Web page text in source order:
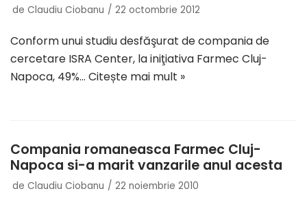
de Claudiu Ciobanu 22 octombrie 2012
Conform unui studiu desfăşurat de compania de
cercetare ISRA Center, la iniţiativa Farmec Cluj-
Napoca, 49%… Citește mai mult »
Compania romaneasca Farmec Cluj-
Napoca si-a marit vanzarile anul acesta
de Claudiu Ciobanu 22 noiembrie 2010